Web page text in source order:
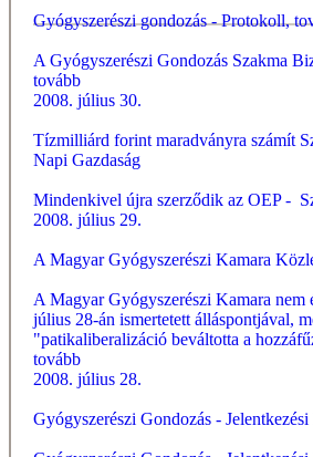
Gyógyszerészi gondozás - Protokoll,
A Gyógyszerészi Gondozás Szakma
tovább
2008. július 30.
Tízmilliárd forint maradványra számít
Napi Gazdaság
Mindenkivel újra szerződik az OEP -
2008. július 29.
A Magyar Gyógyszerészi Kamara
A Magyar Gyógyszerészi Kamara nem
július 28-án ismertetett álláspontjával,
"patikaliberalizáció beváltotta a
tovább
2008. július 28.
Gyógyszerészi Gondozás - Jelentkezési